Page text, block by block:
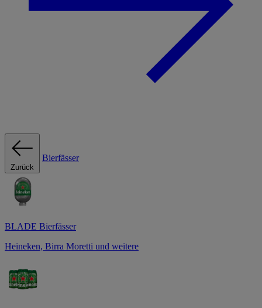
Zurück
Bierfässer
BLADE Bierfässer
Heineken, Birra Moretti und weitere